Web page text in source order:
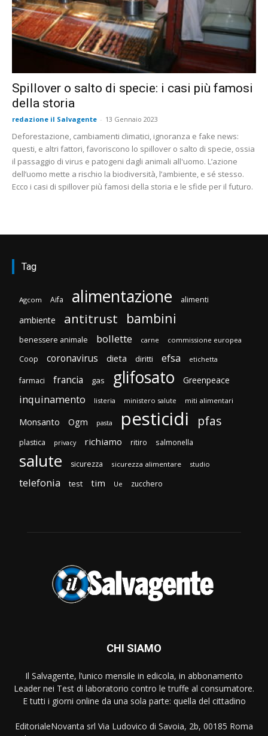
Spillover o salto di specie: i casi più famosi
della storia
redazione il Salvagente - 13 Gennaio 2023
Deforestazione, cambiamenti climatici, ignoranza e fake news:
questi, e altri fattori, favoriscono lo spillover o salto di specie, ossia
il passaggio di virus e patogeni dagli animali all'uomo. L’azione
dell’uomo mette a rischio la biodiversità, l’ambiente, e sé stesso.
Ecco i casi di spillover più famosi della storia e le sfide per il futuro.
Tag
Agcom Aifa alimentazione alimenti
ambiente antitrust bambini
benessere animale bollette carne commissione europea
Coop coronavirus dieta diritti efsa etichetta
farmaci francia gas glifosato Greenpeace
inquinamento listeria ministero salute miti alimentari
Monsanto Ogm pasta pesticidi pfas
plastica privacy richiamo ritiro salmonella
salute sicurezza sicurezza alimentare studio
telefonia test tim Ue zucchero
CHI SIAMO
Il Salvagente, l’unico mensile in edicola, in abbonamento
Leader nei Test di laboratorio contro le truffe al consumatore.
E tutti i giorni online da una sola parte: quella del cittadino
EditorialeNovanta srl Via Ludovico di Savoia, 2b, 00185 Roma